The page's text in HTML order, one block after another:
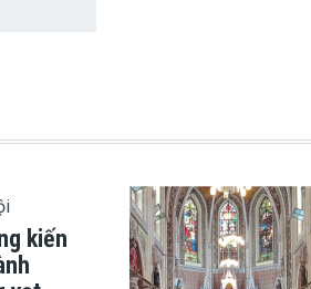
kiến